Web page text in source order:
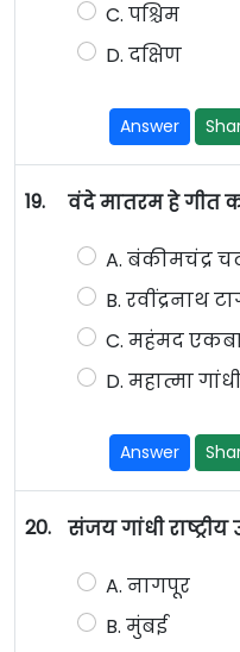
C. पश्चिम
D. दक्षिण
Answer
19. वंदे मातरम हे गीत
A. बंकीमचंद्र
B. रवींद्रनाथ
C. महंमद
D. महात्मा गांधी
Answer
20. संजय गांधी
A. नागपूर
B. मुंबई